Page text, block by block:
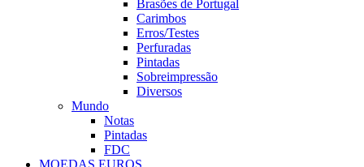
Brasões de Portugal
Carimbos
Erros/Testes
Perfuradas
Pintadas
Sobreimpressão
Diversos
Mundo
Notas
Pintadas
FDC